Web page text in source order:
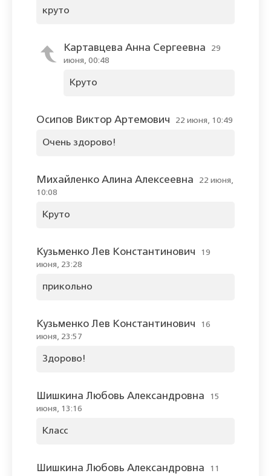
круто
Картавцева Анна Сергеевна
29
июня, 00:48
Круто
Осипов Виктор Артемович 22 июня, 10:49
Очень здорово!
Михайленко Алина Алексеевна
22 июня,
10:08
Круто
Кузьменко Лев Константинович
19
июня, 23:28
прикольно
Кузьменко Лев Константинович
16
июня, 23:57
Здорово!
Шишкина Любовь Александровна
15
июня, 13:16
Класс
Шишкина Любовь Александровна
11